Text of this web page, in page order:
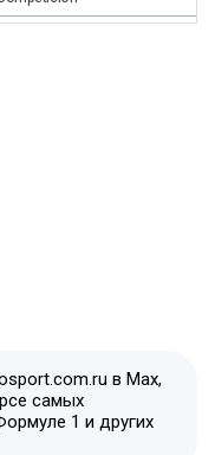
в Max,
самых
1 и других